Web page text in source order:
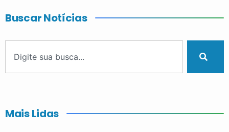
Buscar Notícias
Mais Lidas